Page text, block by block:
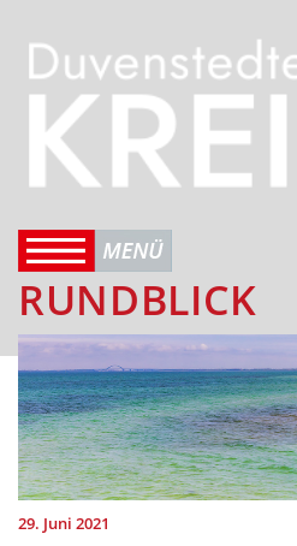
RUNDBLICK
29. Juni 2021